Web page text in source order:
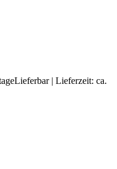
Lieferbar | Lieferzeit: ca.